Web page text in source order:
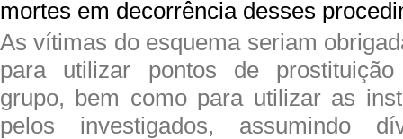
mortes em decorrência desses
As vítimas do esquema seriam
para utilizar pontos de
grupo, bem como para utilizar as
pelos investigados, assumindo